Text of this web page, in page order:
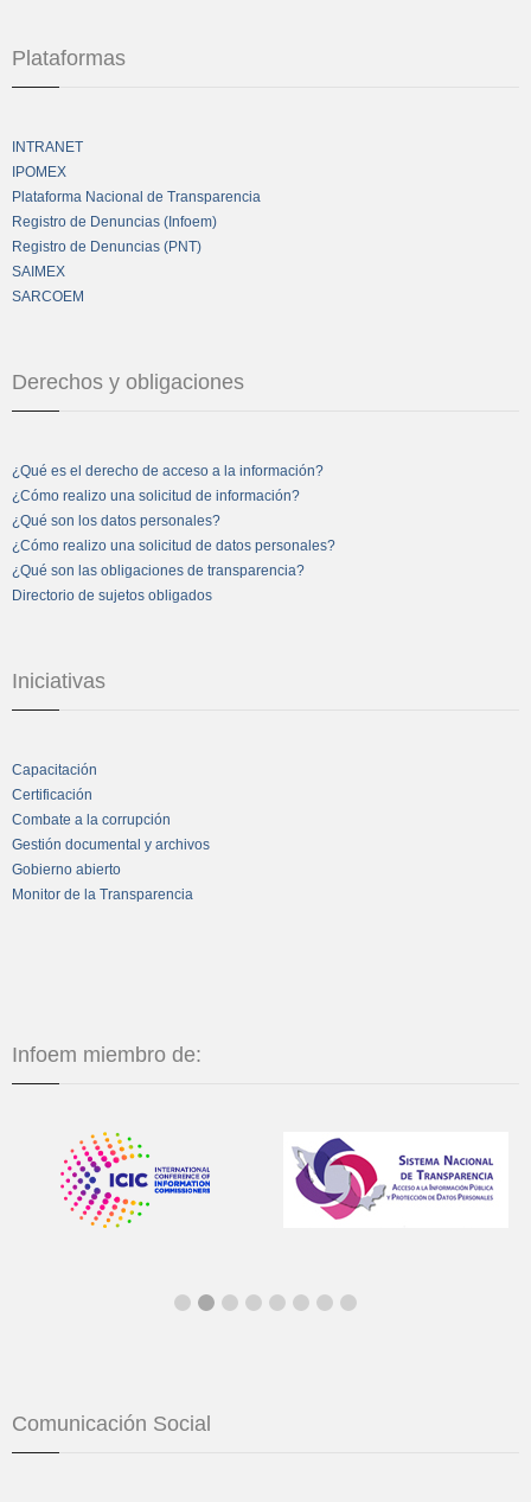
Plataformas
INTRANET
IPOMEX
Plataforma Nacional de Transparencia
Registro de Denuncias (Infoem)
Registro de Denuncias (PNT)
SAIMEX
SARCOEM
Derechos y obligaciones
¿Qué es el derecho de acceso a la información?
¿Cómo realizo una solicitud de información?
¿Qué son los datos personales?
¿Cómo realizo una solicitud de datos personales?
¿Qué son las obligaciones de transparencia?
Directorio de sujetos obligados
Iniciativas
Capacitación
Certificación
Combate a la corrupción
Gestión documental y archivos
Gobierno abierto
Monitor de la Transparencia
Infoem miembro de:
Comunicación Social